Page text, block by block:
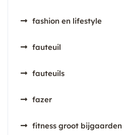
fashion en lifestyle
fauteuil
fauteuils
fazer
fitness groot bijgaarden